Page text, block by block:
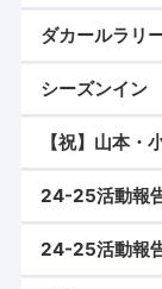
ダカールラリ
シーズンイン
【祝】山本・
24-25活動報
24-25活動報